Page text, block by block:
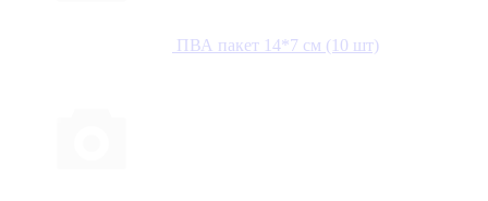
ПВА пакет 14*7 см (10 шт)